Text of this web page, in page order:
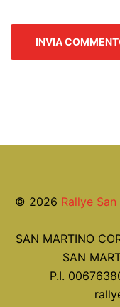
© 2026 Rallye
SAN MARTINO
SAN
P.I.